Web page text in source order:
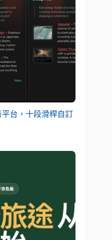
平台，十段滑桿自訂